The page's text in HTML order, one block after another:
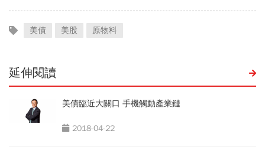
美債 美股 原物料
延伸閱讀
美債臨近大關口 手機觸動產業鏈
2018-04-22